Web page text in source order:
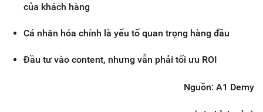
của khách hàng
Cá nhân hóa chính là yếu tố quan trọng hàng đầu
Đầu tư vào content, nhưng vẫn phải tối ưu ROI
Nguồn: A1 Demy